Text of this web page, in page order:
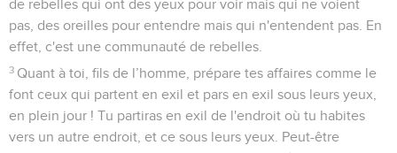
de rebelles qui ont des yeux pour voir mais qui ne voient
pas, des oreilles pour entendre mais qui n'entendent pas. En
effet, c'est une communauté de rebelles.
3 Quant à toi, fils de l’homme, prépare tes affaires comme le
font ceux qui partent en exil et pars en exil sous leurs yeux,
en plein jour ! Tu partiras en exil de l'endroit où tu habites
vers un autre endroit, et ce sous leurs yeux. Peut-être